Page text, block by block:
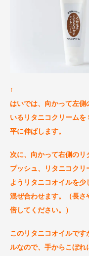
↑
はいでは、向かって左側
いるリタニコクリーム
平に伸ばします。
次に、向かって右側のリ
プッシュ、リタニコクリ
ようリタニコオイルを
混ぜ合わせます。（長さ
倍してください。）
このリタニコオイルです
ルなので、手からこぼれ